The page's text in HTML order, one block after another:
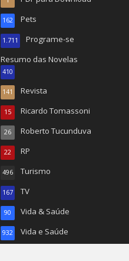
Pets
162
Programe-se
1.711
Resumo das Novelas
410
Revista
141
Ricardo Tomassoni
15
Roberto Tucunduva
26
RP
22
Turismo
496
TV
167
Vida & Saúde
90
Vida e Saúde
932